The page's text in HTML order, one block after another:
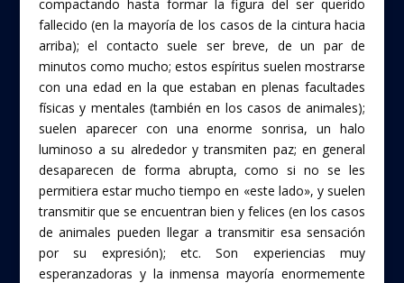
compactando hasta formar la figura del ser querido
fallecido (en la mayoría de los casos de la cintura hacia
arriba); el contacto suele ser breve, de un par de
minutos como mucho; estos espíritus suelen mostrarse
con una edad en la que estaban en plenas facultades
físicas y mentales (también en los casos de animales);
suelen aparecer con una enorme sonrisa, un halo
luminoso a su alrededor y transmiten paz; en general
desaparecen de forma abrupta, como si no se les
permitiera estar mucho tiempo en «este lado», y suelen
transmitir que se encuentran bien y felices (en los casos
de animales pueden llegar a transmitir esa sensación
por su expresión); etc. Son experiencias muy
esperanzadoras y la inmensa mayoría enormemente